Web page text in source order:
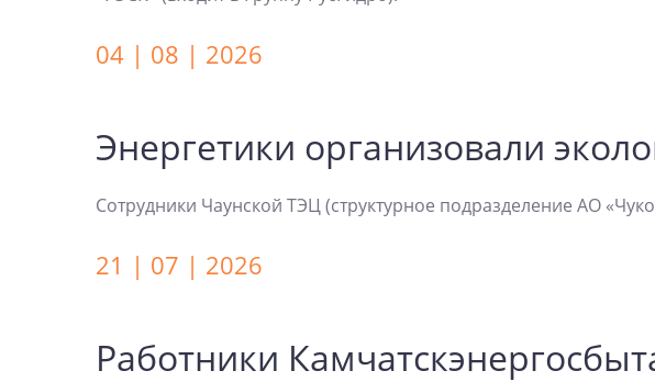
04 | 08 | 2026
Энергетики организовали
Сотрудники Чаунской ТЭЦ (структурное подразделение АО
21 | 07 | 2026
Работники